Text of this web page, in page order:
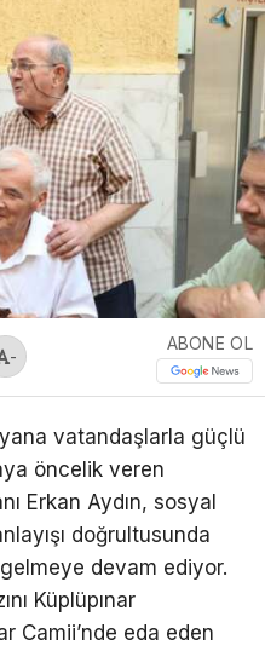
-
ABONE OL
vatandaşlarla güçlü
öncelik veren
Erkan Aydın, sosyal
doğrultusunda
devam ediyor.
Küplüpınar
Camii’nde eda eden